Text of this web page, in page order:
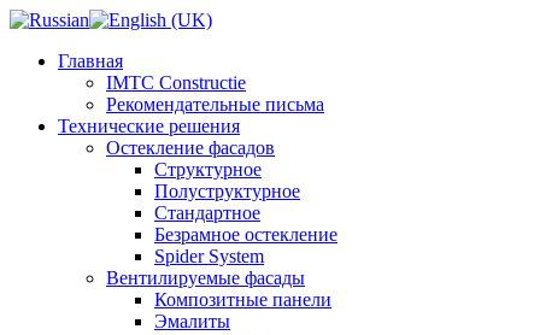
Главная
IMTC Constructie
Рекомендательные письма
Технические решения
Остекление фасадов
Структурное
Полуструктурное
Стандартное
Безрамное остекление
Spider System
Вентилируемые фасады
Композитные панели
Эмалиты